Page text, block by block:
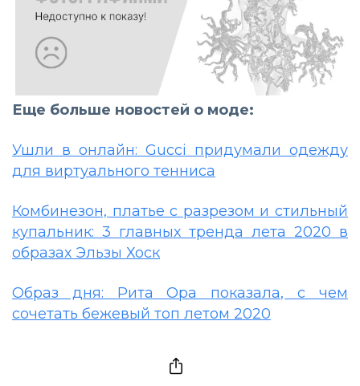
Еще больше новостей о моде:
Ушли в онлайн: Gucci придумали одежду
для виртуального тенниса
Комбинезон, платье с разрезом и стильный
купальник: 3 главных тренда лета 2020 в
образах Эльзы Хоск
Образ дня: Рита Ора показала, с чем
сочетать бежевый топ летом 2020